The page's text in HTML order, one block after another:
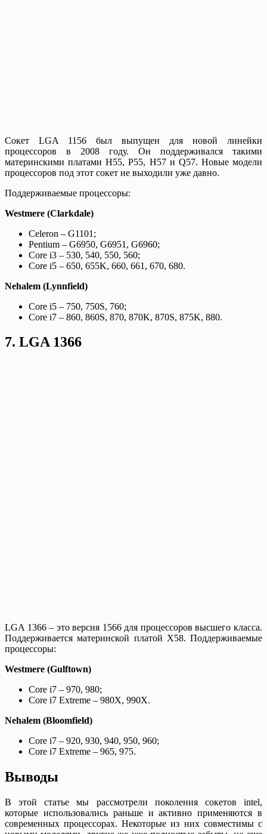
Сокет LGA 1156 был выпущен для новой линейки
процессоров в 2008 году. Он поддерживался такими
материнскими платами H55, P55, H57 и Q57. Новые модели
процессоров под этот сокет не выходили уже давно.
Поддерживаемые процессоры:
Westmere (Clarkdale)
Celeron – G1101;
Pentium – G6950, G6951, G6960;
Core i3 – 530, 540, 550, 560;
Core i5 – 650, 655K, 660, 661, 670, 680.
Nehalem (Lynnfield)
Core i5 – 750, 750S, 760;
Core i7 – 860, 860S, 870, 870K, 870S, 875K, 880.
7. LGA 1366
LGA 1366 – это версия 1566 для процессоров высшего класса.
Поддерживается материнской платой X58. Поддерживаемые
процессоры:
Westmere (Gulftown)
Core i7 – 970, 980;
Core i7 Extreme – 980X, 990X.
Nehalem (Bloomfield)
Core i7 – 920, 930, 940, 950, 960;
Core i7 Extreme – 965, 975.
Выводы
В этой статье мы рассмотрели поколения сокетов intel,
которые использовались раньше и активно применяются в
современных процессорах. Некоторые из них совместимы с